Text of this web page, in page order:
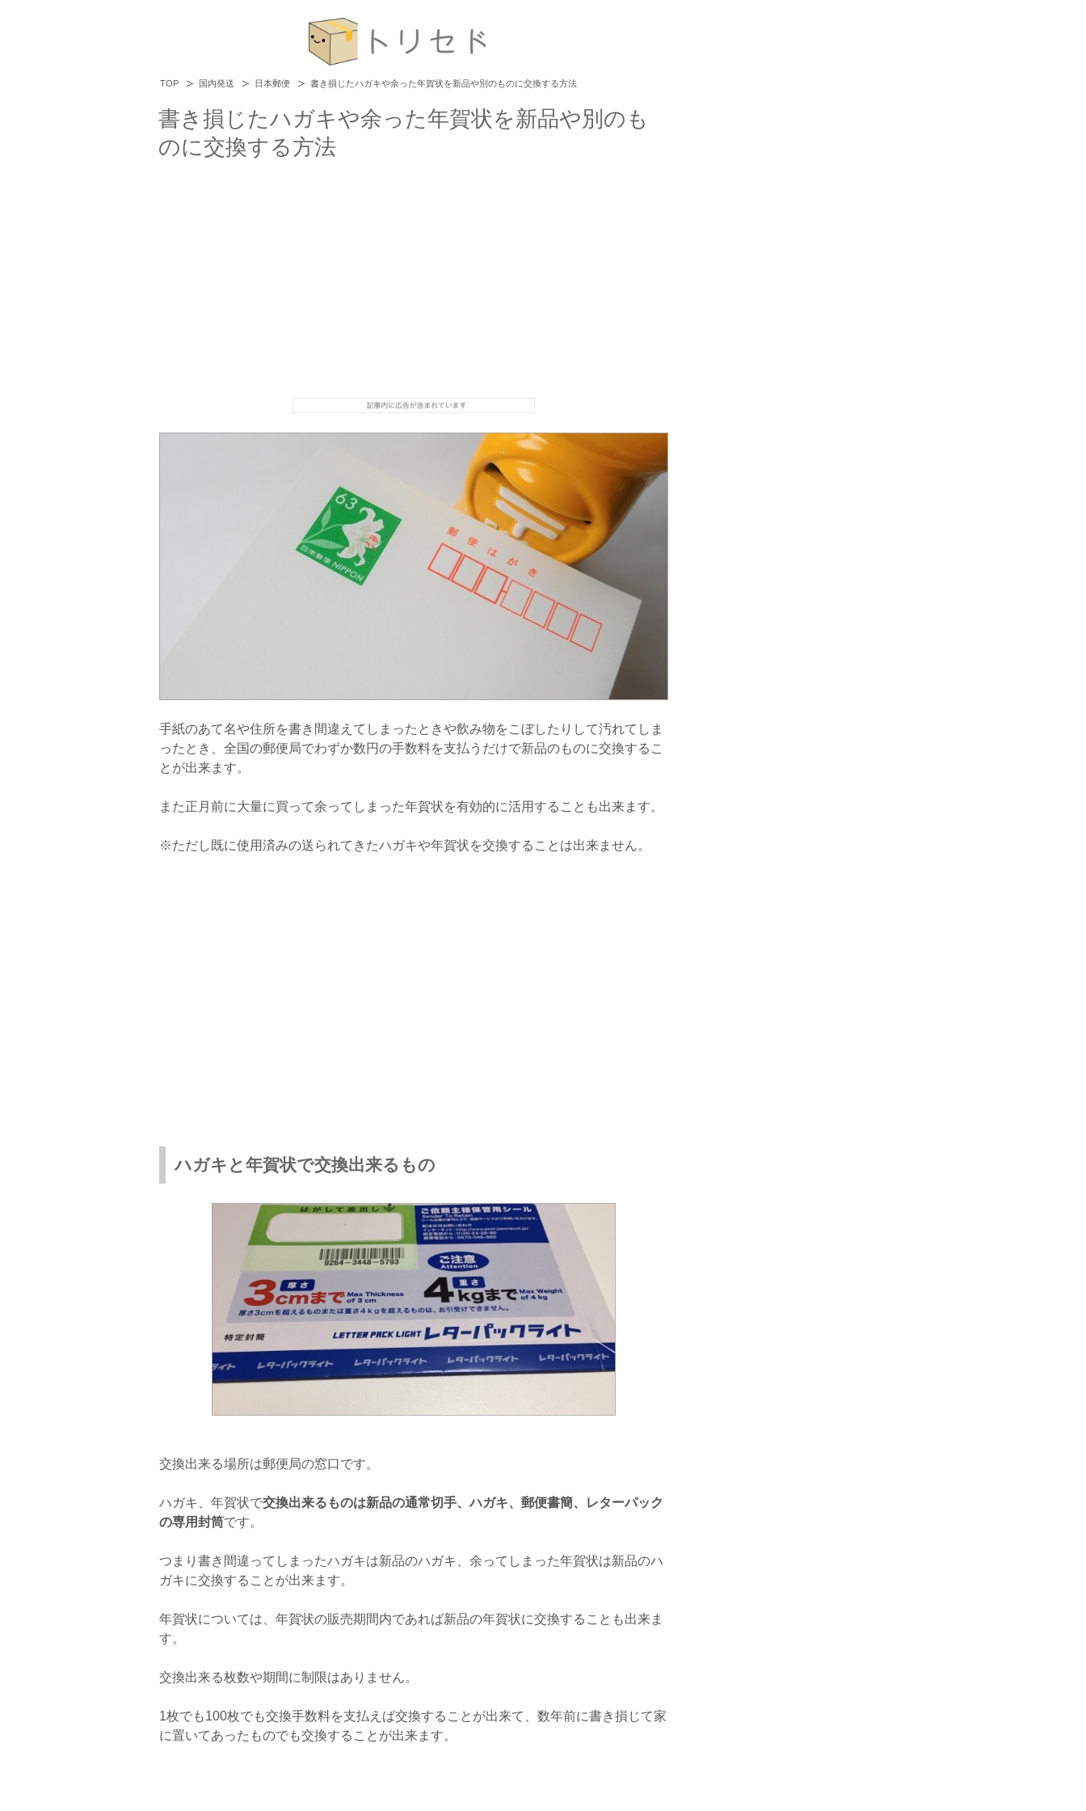
TOP 国内発送 日本郵便 書き損じたハガキや余った年賀状を新品や別のものに交換する方法
書き損じたハガキや余った年賀状を新品や別のも
のに交換する方法
手紙のあて名や住所を書き間違えてしまったときや飲み物をこぼしたりして汚れてしま
ったとき、全国の郵便局でわずか数円の手数料を支払うだけで新品のものに交換するこ
とが出来ます。
また正月前に大量に買って余ってしまった年賀状を有効的に活用することも出来ます。
※ただし既に使用済みの送られてきたハガキや年賀状を交換することは出来ません。
ハガキと年賀状で交換出来るもの
交換出来る場所は郵便局の窓口です。
ハガキ、年賀状で交換出来るものは新品の通常切手、ハガキ、郵便書簡、レターパック
の専用封筒です。
つまり書き間違ってしまったハガキは新品のハガキ、余ってしまった年賀状は新品のハ
ガキに交換することが出来ます。
年賀状については、年賀状の販売期間内であれば新品の年賀状に交換することも出来ま
す。
交換出来る枚数や期間に制限はありません。
1枚でも100枚でも交換手数料を支払えば交換することが出来て、数年前に書き損じて家
に置いてあったものでも交換することが出来ます。